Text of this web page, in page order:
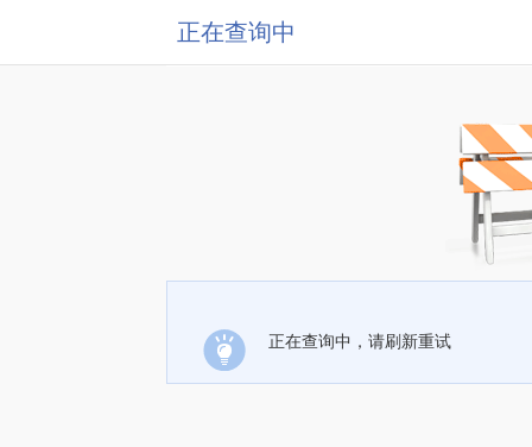
正在查询中
正在查询中，请刷新重试